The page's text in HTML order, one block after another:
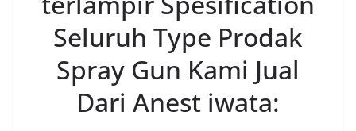
Seluruh Type Prodak
Spray Gun Kami Jual
Dari Anest iwata: